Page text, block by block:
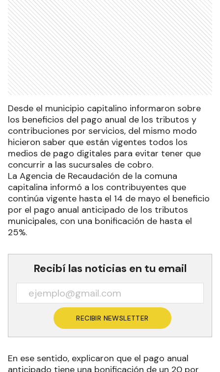
Desde el municipio capitalino informaron sobre
los beneficios del pago anual de los tributos y
contribuciones por servicios, del mismo modo
hicieron saber que están vigentes todos los
medios de pago digitales para evitar tener que
concurrir a las sucursales de cobro.
La Agencia de Recaudación de la comuna
capitalina informó a los contribuyentes que
continúa vigente hasta el 14 de mayo el beneficio
por el pago anual anticipado de los tributos
municipales, con una bonificación de hasta el
25%.
Recibí las noticias en tu email
RECIBIR NEWSLETTER
En ese sentido, explicaron que el pago anual